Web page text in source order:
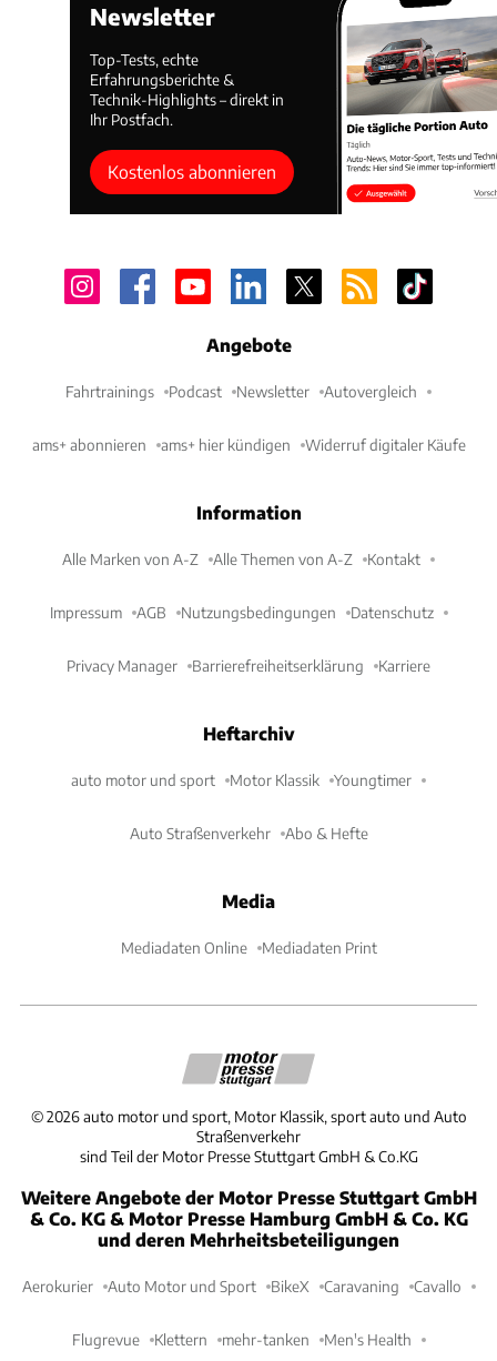
Newsletter
Top-Tests, echte
Erfahrungsberichte &
Technik-Highlights – direkt in
Ihr Postfach.
Kostenlos abonnieren
Angebote
Fahrtrainings Podcast Newsletter Autovergleich
ams+ abonnieren ams+ hier kündigen Widerruf digitaler Käufe
Information
Alle Marken von A-Z Alle Themen von A-Z Kontakt
Impressum AGB Nutzungsbedingungen Datenschutz
Privacy Manager Barrierefreiheitserklärung Karriere
Heftarchiv
auto motor und sport Motor Klassik Youngtimer
Auto Straßenverkehr Abo & Hefte
Media
Mediadaten Online Mediadaten Print
©2026 auto motor und sport, Motor Klassik, sport auto und Auto
Straßenverkehr
sind Teil der Motor Presse Stuttgart GmbH & Co.KG
Weitere Angebote der Motor Presse Stuttgart GmbH
& Co. KG & Motor Presse Hamburg GmbH & Co. KG
und deren Mehrheitsbeteiligungen
Aerokurier Auto Motor und Sport BikeX Caravaning Cavallo
Flugrevue Klettern mehr-tanken Men's Health